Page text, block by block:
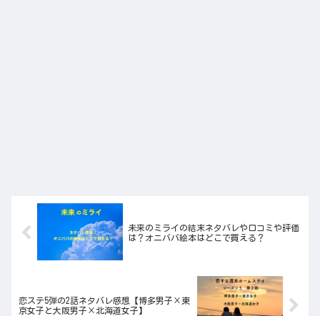
未来のミライの結末ネタバレや口コミや評価
は？オニババ絵本はどこで買える？
恋ステ5弾の2話ネタバレ感想【博多男子×東
京女子と大阪男子×北海道女子】